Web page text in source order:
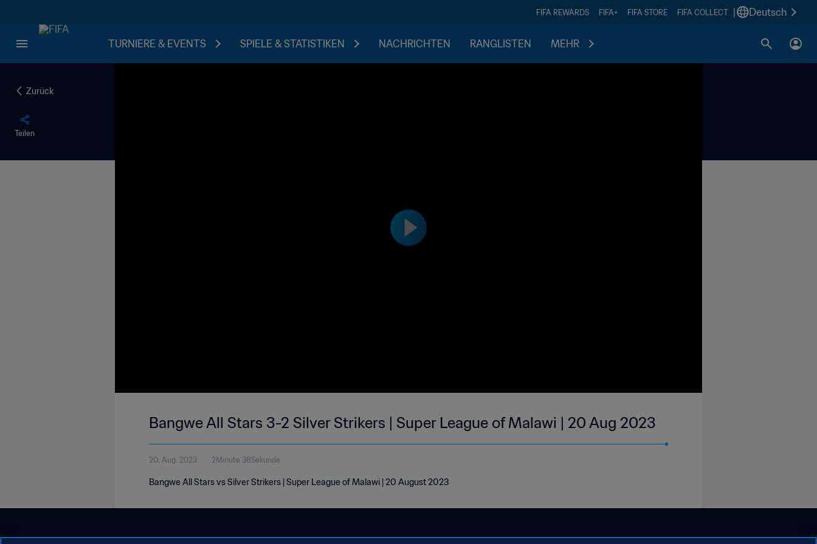
FIFA REWARDS FIFA+ FIFA STORE FIFA COLLECT Deutsch
TURNIERE & EVENTS SPIELE & STATISTIKEN NACHRICHTEN RANGLISTEN MEHR
Zurück
Teilen
Bangwe All Stars 3-2 Silver Strikers | Super League of Malawi | 20 Aug 2023
20. Aug. 2023 2Minute 38Sekunde
Bangwe All Stars vs Silver Strikers | Super League of Malawi | 20 August 2023